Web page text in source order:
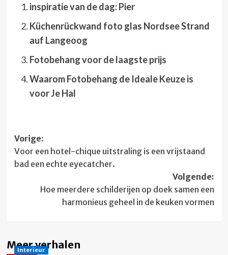
inspiratie van de dag: Pier
Küchenrückwand foto glas Nordsee Strand
auf Langeoog
Fotobehang voor de laagste prijs
Waarom Fotobehang de Ideale Keuze is
voor Je Hal
Bericht
navigatie
Vorige:
Voor een hotel-chique uitstraling is een vrijstaand
bad een echte eyecatcher.
Volgende:
Hoe meerdere schilderijen op doek samen een
harmonieus geheel in de keuken vormen
Meer verhalen
Interieur